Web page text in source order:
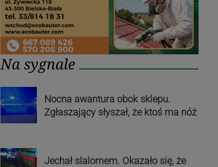
Na sygnale
Nocna awantura obok sklepu.
Zgłaszający słyszał, że ktoś ma nóż
Jechał slalomem. Okazało się, że